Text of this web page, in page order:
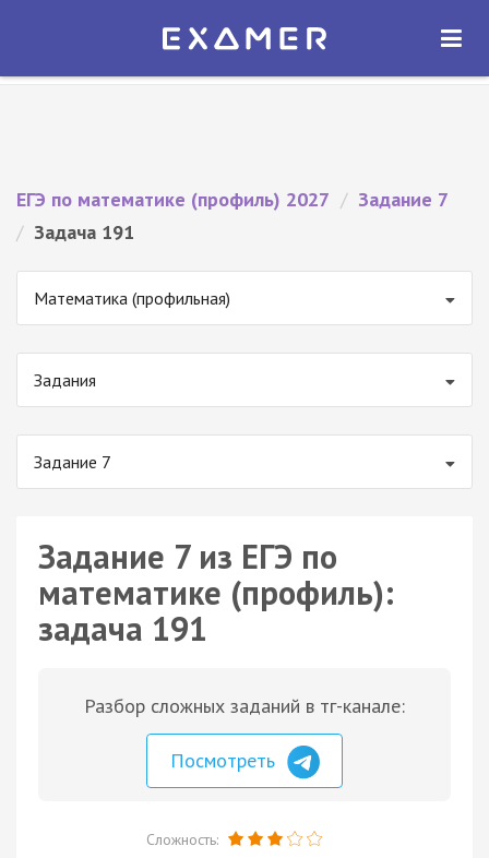
Экзамер — ЕГЭ 2027
ОТКРЫТЬ
ЕГЭ по математике (профиль) 2027 / Задание 7
/ Задача 191
Математика (профильная)
Задания
Задание 7
Задание 7 из ЕГЭ по
математике (профиль):
задача 191
Разбор сложных заданий в тг-канале:
Посмотреть
Сложность: